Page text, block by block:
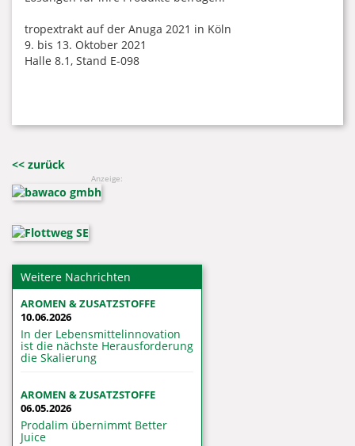
tropextrakt auf der Anuga 2021 in Köln
9. bis 13. Oktober 2021
Halle 8.1, Stand E-098
<< zurück
Anzeige:
Weitere Nachrichten
AROMEN & ZUSATZSTOFFE
10.06.2026
In der Lebensmittelinnovation
ist die nächste Herausforderung
die Skalierung
AROMEN & ZUSATZSTOFFE
06.05.2026
Prodalim übernimmt Better
Juice